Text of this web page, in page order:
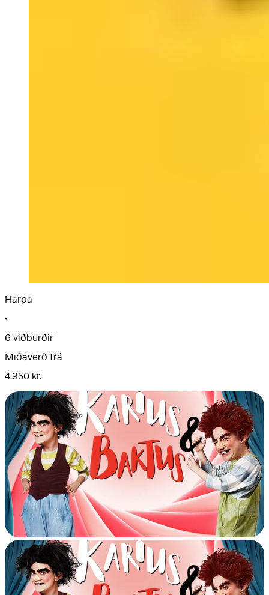
Harpa
•
6 viðburðir
Miðaverð frá
4.950 kr.